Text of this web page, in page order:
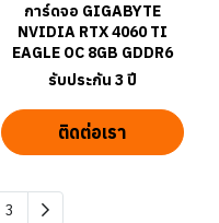
การ์ดจอ GIGABYTE
NVIDIA RTX 4060 TI
EAGLE OC 8GB GDDR6
รับประกัน 3 ปี
ติดต่อเรา
3